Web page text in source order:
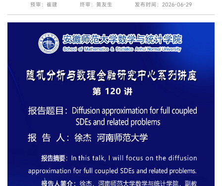
预审：崔建 终审：黄友生 发布时间：2026-06-29